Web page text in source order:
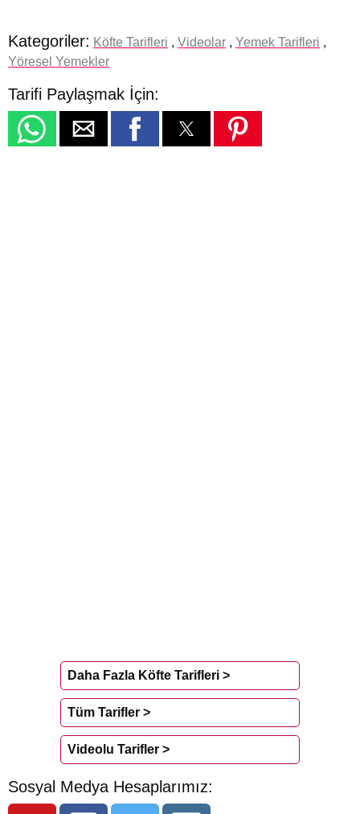
Kategoriler: Köfte Tarifleri , Videolar , Yemek Tarifleri ,
Yöresel Yemekler
Tarifi Paylaşmak İçin:
Daha Fazla Köfte Tarifleri >
Tüm Tarifler >
Videolu Tarifler >
Sosyal Medya Hesaplarımız: